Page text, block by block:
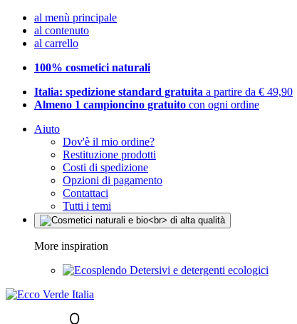
al menù principale
al contenuto
al carrello
100% cosmetici naturali
Italia: spedizione standard gratuita a partire da € 49,90
Almeno 1 campioncino gratuito con ogni ordine
Aiuto
Dov'è il mio ordine?
Restituzione prodotti
Costi di spedizione
Opzioni di pagamento
Contattaci
Tutti i temi
More inspiration
Detersivi e detergenti ecologici